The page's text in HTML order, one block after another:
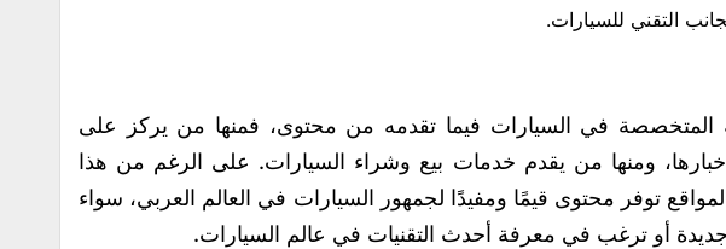
التقني للسيارات.
المتخصصة في السيارات فيما تقدمه من محتوى، فمنها من يركز على
ومنها من يقدم خدمات بيع وشراء السيارات. على الرغم من هذا
توفر محتوى قيمًا ومفيدًا لجمهور السيارات في العالم العربي، سواء
أو ترغب في معرفة أحدث التقنيات في عالم السيارات.